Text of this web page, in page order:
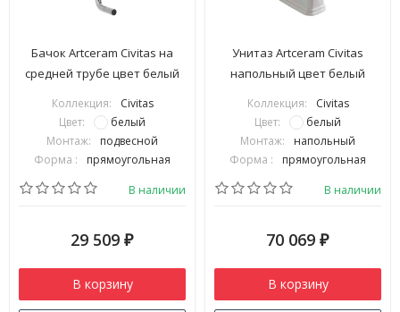
Бачок Artceram Civitas на
средней трубе цвет белый
Коллекция:
Civitas
Цвет:
белый
Монтаж:
подвесной
Форма :
прямоугольная
В наличии
29 509 ₽
В корзину
Унитаз Artceram Civitas
напольный цвет белый
Коллекция:
Civitas
Цвет:
белый
Монтаж:
напольный
Форма :
прямоугольная
В наличии
70 069 ₽
В корзину